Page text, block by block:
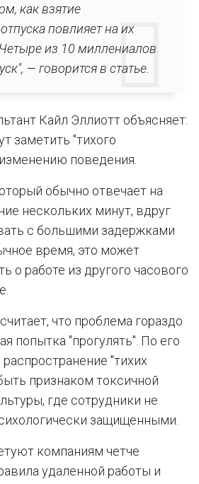
как взятие
повлияет на их
из 10 миллениалов
— говорится в статье.
Кайл Эллиотт объясняет:
заметить "тихого
поведения.
обычно отвечает на
нескольких минут, вдруг
с большими задержками
время, это может
о работе из другого часового
что проблема гораздо
попытка "прогулять". По его
"тихих
признаком токсичной
где сотрудники не
защищенными.
компаниям четче
удаленной работы и